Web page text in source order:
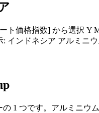
価格指数] から選択 Y
: インドネシア アルミニ
1 つです。アルミニ